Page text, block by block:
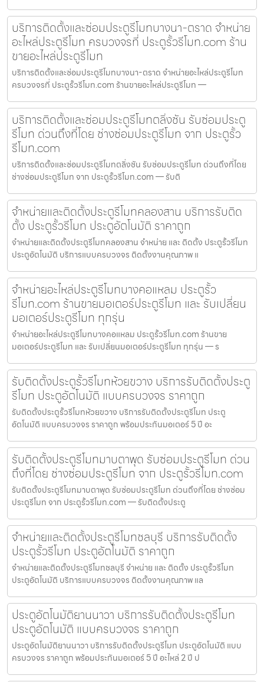
บริการติดตั้งและซ่อมประตูรีโมทบางนา-ตราด จำหน่าย
อะไหล่ประตูรีโมท ครบวงจรที่ ประตูรั้วรีโมท.com ร้าน
ขายอะไหล่ประตูรีโมท
บริการติดตั้งและซ่อมประตูรีโมทบางนา-ตราด จำหน่ายอะไหล่ประตูรีโมท
ครบวงจรที่ ประตูรั้วรีโมท.com ร้านขายอะไหล่ประตูรีโมท —
บริการติดตั้งและซ่อมประตูรีโมทตลิ่งชัน รับซ่อมประตู
รีโมท ด่วนถึงที่โดย ช่างซ่อมประตูรีโมท จาก ประตูรั้ว
รีโมท.com
บริการติดตั้งและซ่อมประตูรีโมทตลิ่งชัน รับซ่อมประตูรีโมท ด่วนถึงที่โดย
ช่างซ่อมประตูรีโมท จาก ประตูรั้วรีโมท.com — รับติ
จำหน่ายและติดตั้งประตูรีโมทคลองสาน บริการรับติด
ตั้ง ประตูรั้วรีโมท ประตูอัตโนมัติ ราคาถูก
จำหน่ายและติดตั้งประตูรีโมทคลองสาน จำหน่าย และ ติดตั้ง ประตูรั้วรีโมท
ประตูอัตโนมัติ บริการแบบครบวงจร ติดตั้งงานคุณภาพ แ
จำหน่ายอะไหล่ประตูรีโมทบางคอแหลม ประตูรั้ว
รีโมท.com ร้านขายมอเตอร์ประตูรีโมท และ รับเปลี่ยน
มอเตอร์ประตูรีโมท ทุกรุ่น
จำหน่ายอะไหล่ประตูรีโมทบางคอแหลม ประตูรั้วรีโมท.com ร้านขาย
มอเตอร์ประตูรีโมท และ รับเปลี่ยนมอเตอร์ประตูรีโมท ทุกรุ่น — ร
รับติดตั้งประตูรั้วรีโมทห้วยขวาง บริการรับติดตั้งประตู
รีโมท ประตูอัตโนมัติ แบบครบวงจร ราคาถูก
รับติดตั้งประตูรั้วรีโมทห้วยขวาง บริการรับติดตั้งประตูรีโมท ประตู
อัตโนมัติ แบบครบวงจร ราคาถูก พร้อมประกันมอเตอร์ 5 ปี อะ
รับติดตั้งประตูรีโมทมาบตาพุด รับซ่อมประตูรีโมท ด่วน
ถึงที่โดย ช่างซ่อมประตูรีโมท จาก ประตูรั้วรีโมท.com
รับติดตั้งประตูรีโมทมาบตาพุด รับซ่อมประตูรีโมท ด่วนถึงที่โดย ช่างซ่อม
ประตูรีโมท จาก ประตูรั้วรีโมท.com — รับติดตั้งประตู
จำหน่ายและติดตั้งประตูรีโมทชลบุรี บริการรับติดตั้ง
ประตูรั้วรีโมท ประตูอัตโนมัติ ราคาถูก
จำหน่ายและติดตั้งประตูรีโมทชลบุรี จำหน่าย และ ติดตั้ง ประตูรั้วรีโมท
ประตูอัตโนมัติ บริการแบบครบวงจร ติดตั้งงานคุณภาพ แล
ประตูอัตโนมัติยานนาวา บริการรับติดตั้งประตูรีโมท
ประตูอัตโนมัติ แบบครบวงจร ราคาถูก
ประตูอัตโนมัติยานนาวา บริการรับติดตั้งประตูรีโมท ประตูอัตโนมัติ แบบ
ครบวงจร ราคาถูก พร้อมประกันมอเตอร์ 5 ปี อะไหล่ 2 ปี ป